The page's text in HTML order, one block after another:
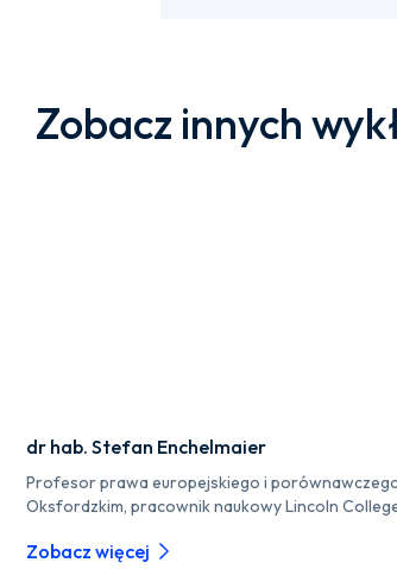
Zobacz innych
dr hab. Stefan Enchelmaier
Profesor prawa europejskiego i
Oksfordzkim, pracownik naukowy Lincoln
Zobacz więcej